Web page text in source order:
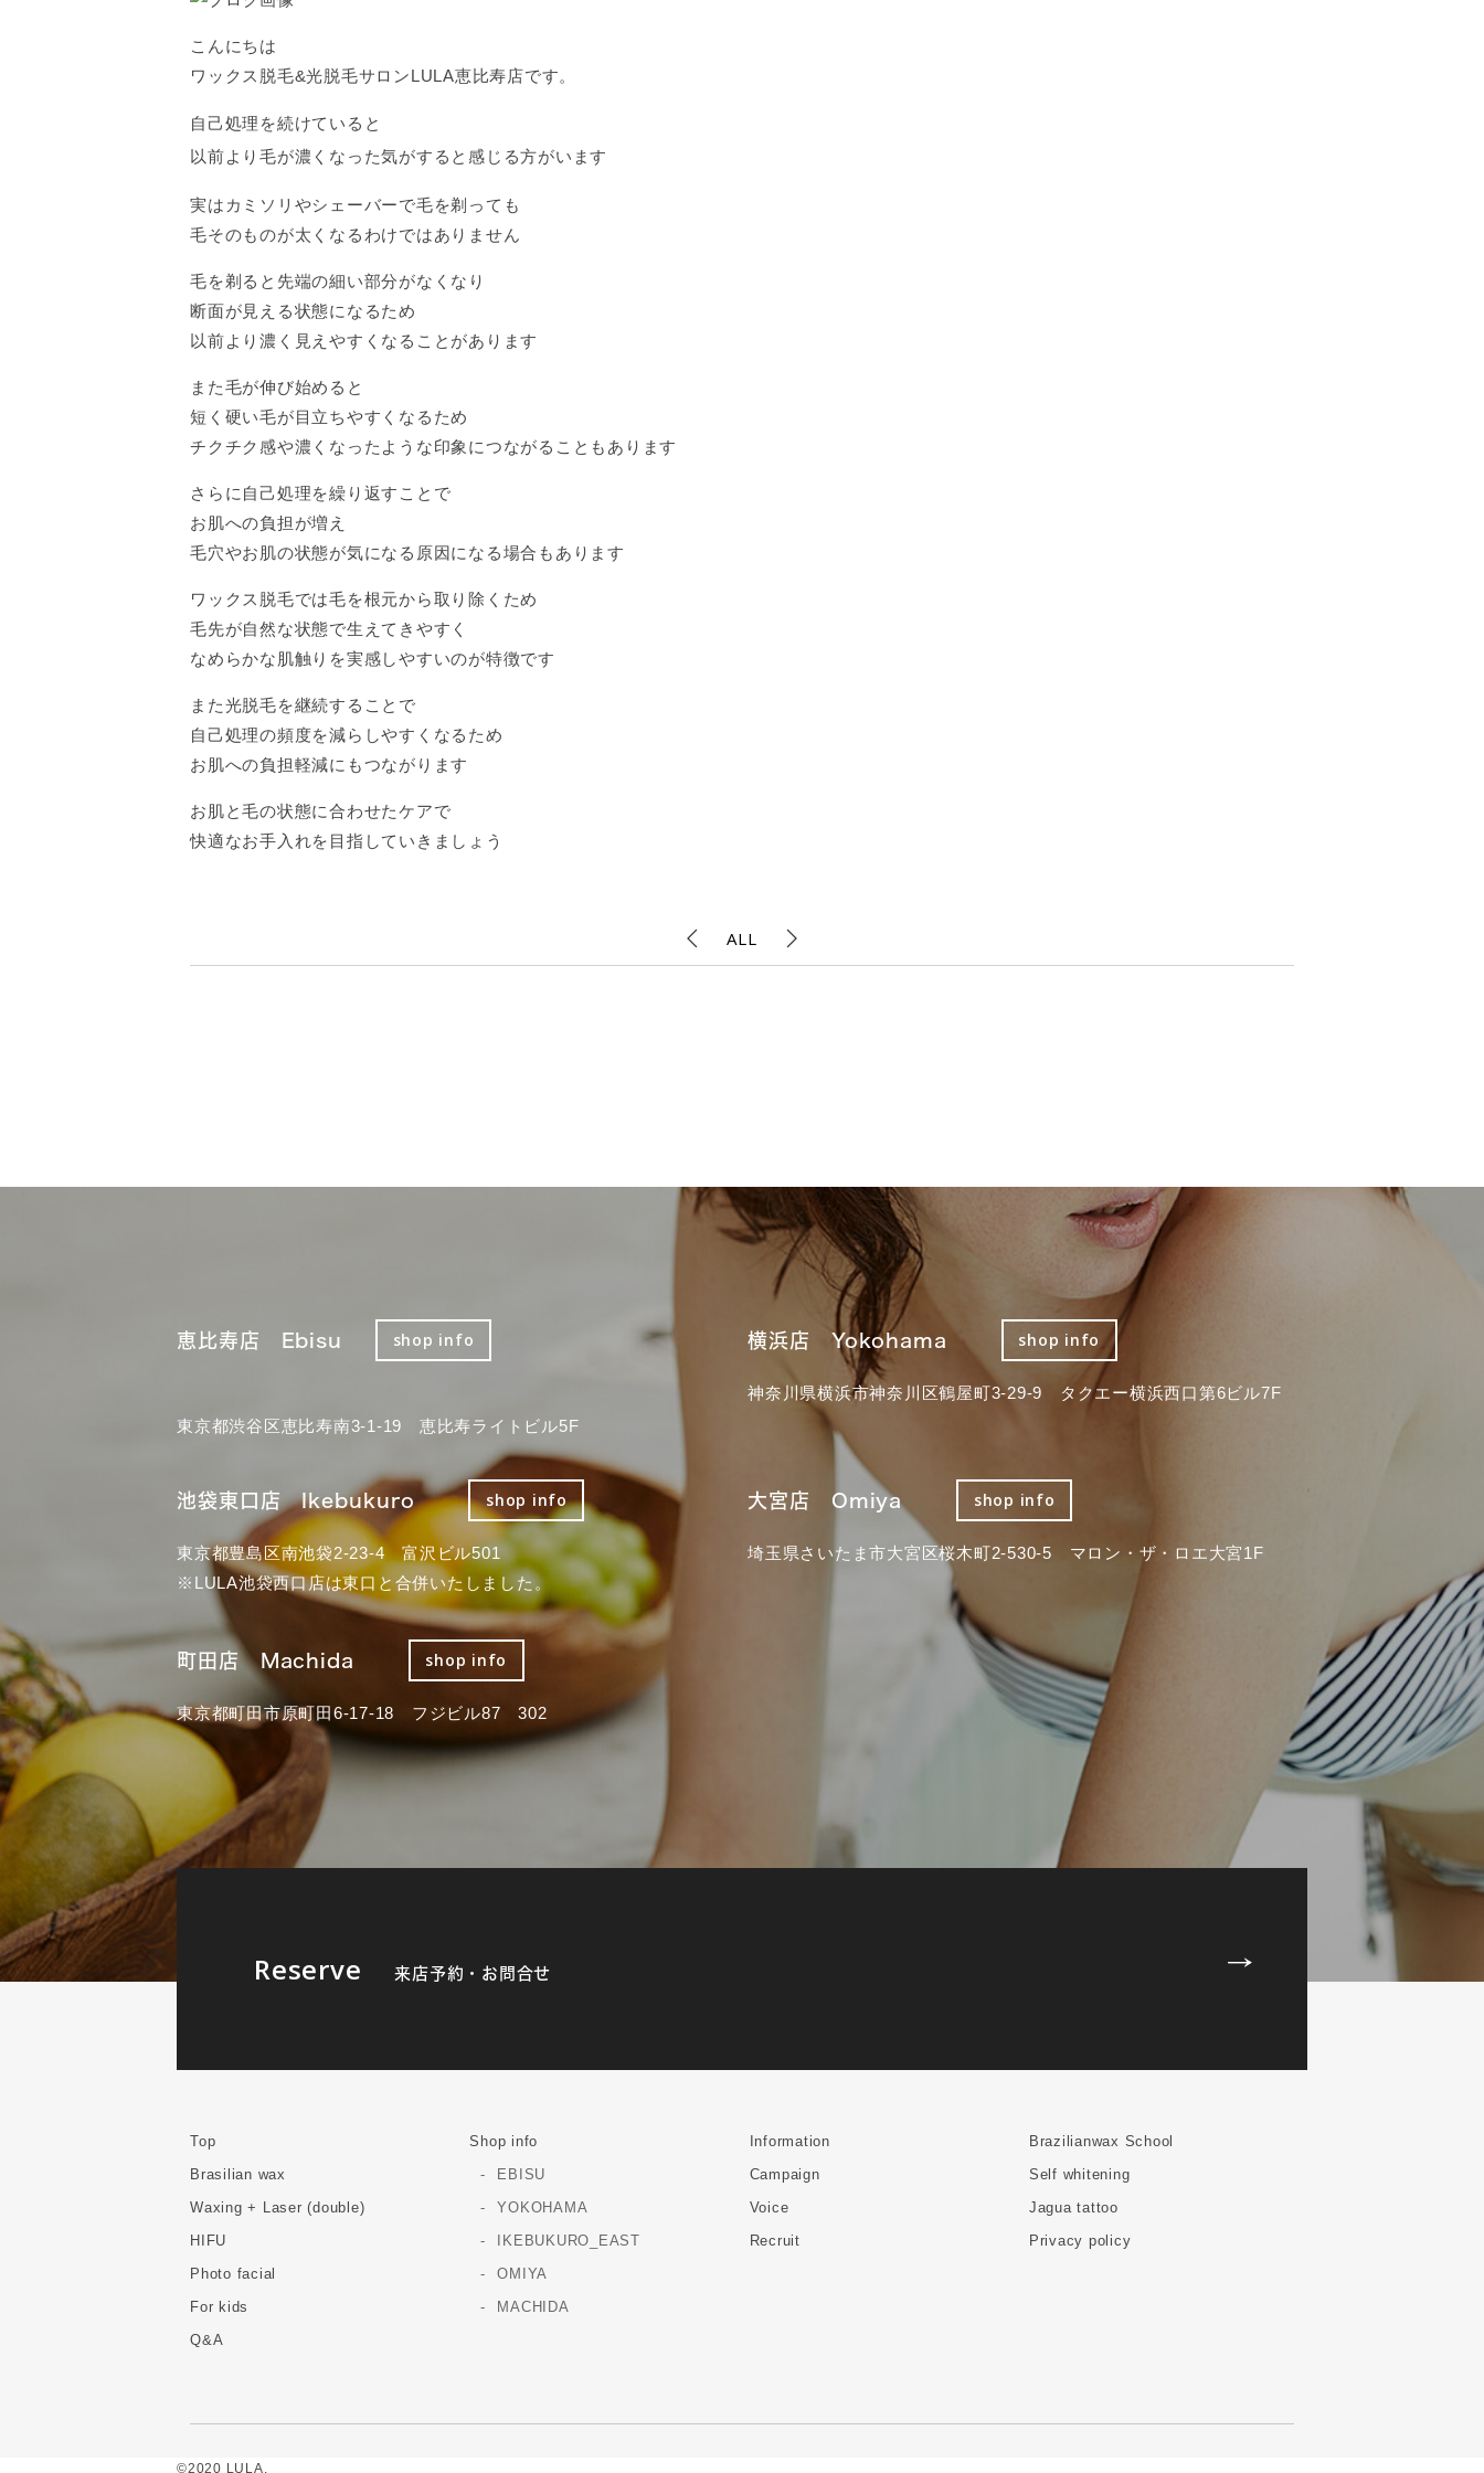
こんにちは
ワックス脱毛&光脱毛サロンLULA恵比寿店です。
自己処理を続けていると
以前より毛が濃くなった気がすると感じる方がいます
実はカミソリやシェーバーで毛を剃っても
毛そのものが太くなるわけではありません
毛を剃ると先端の細い部分がなくなり
断面が見える状態になるため
以前より濃く見えやすくなることがあります
また毛が伸び始めると
短く硬い毛が目立ちやすくなるため
チクチク感や濃くなったような印象につながることもあります
さらに自己処理を繰り返すことで
お肌への負担が増え
毛穴やお肌の状態が気になる原因になる場合もあります
ワックス脱毛では毛を根元から取り除くため
毛先が自然な状態で生えてきやすく
なめらかな肌触りを実感しやすいのが特徴です
また光脱毛を継続することで
自己処理の頻度を減らしやすくなるため
お肌への負担軽減にもつながります
お肌と毛の状態に合わせたケアで
快適なお手入れを目指していきましょう
ALL
恵比寿店 Ebisu shop info
東京都渋谷区恵比寿南3-1-19 恵比寿ライトビル5F
横浜店 Yokohama shop info
神奈川県横浜市神奈川区鶴屋町3-29-9 タクエー横浜西口第6ビル7F
池袋東口店 Ikebukuro shop info
東京都豊島区南池袋2-23-4 富沢ビル501
※LULA池袋西口店は東口と合併いたしました。
大宮店 Omiya shop info
埼玉県さいたま市大宮区桜木町2-530-5 マロン・ザ・ロエ大宮1F
町田店 Machida shop info
東京都町田市原町田6-17-18 フジビル87 302
Reserve 来店予約・お問合せ
Top
Brasilian wax
Waxing + Laser (double)
HIFU
Photo facial
For kids
Q&A
Shop info
EBISU
YOKOHAMA
IKEBUKURO_EAST
OMIYA
MACHIDA
Information
Campaign
Voice
Recruit
Brazilianwax School
Self whitening
Jagua tattoo
Privacy policy
©2020 LULA.